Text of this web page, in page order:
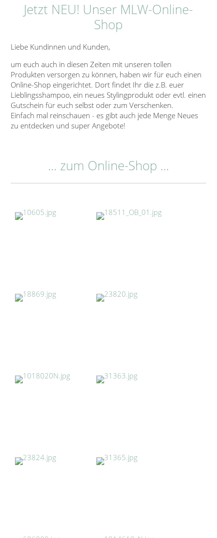
Jetzt NEU! Unser MLW-Online-
Shop
Liebe Kundinnen und Kunden,
um euch auch in diesen Zeiten mit unseren tollen
Produkten versorgen zu können, haben wir für euch einen
Online-Shop eingerichtet. Dort findet Ihr die z.B. euer
Lieblingsshampoo, ein neues Stylingprodukt oder evtl. einen
Gutschein für euch selbst oder zum Verschenken.
Einfach mal reinschauen - es gibt auch jede Menge Neues
zu entdecken und super Angebote!
... zum Online-Shop ...